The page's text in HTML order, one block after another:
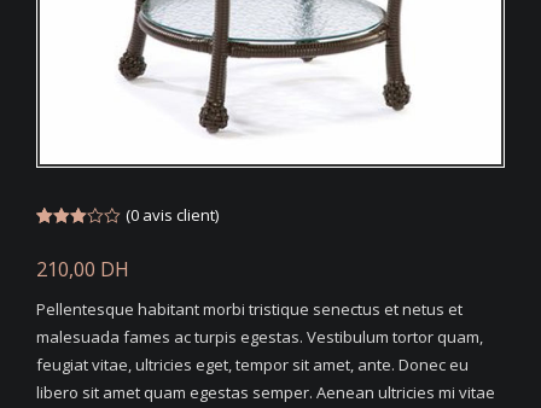
sur 5
sur
notations
client
(0 avis client)
210,00 DH
Pellentesque habitant morbi tristique senectus et netus et
malesuada fames ac turpis egestas. Vestibulum tortor quam,
feugiat vitae, ultricies eget, tempor sit amet, ante. Donec eu
libero sit amet quam egestas semper. Aenean ultricies mi vitae